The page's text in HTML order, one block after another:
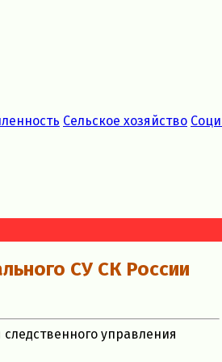
Сельское хозяйство
СУ СК России
управления